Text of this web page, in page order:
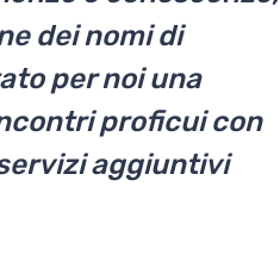
dei nomi di
per noi una
proficui con
aggiuntivi